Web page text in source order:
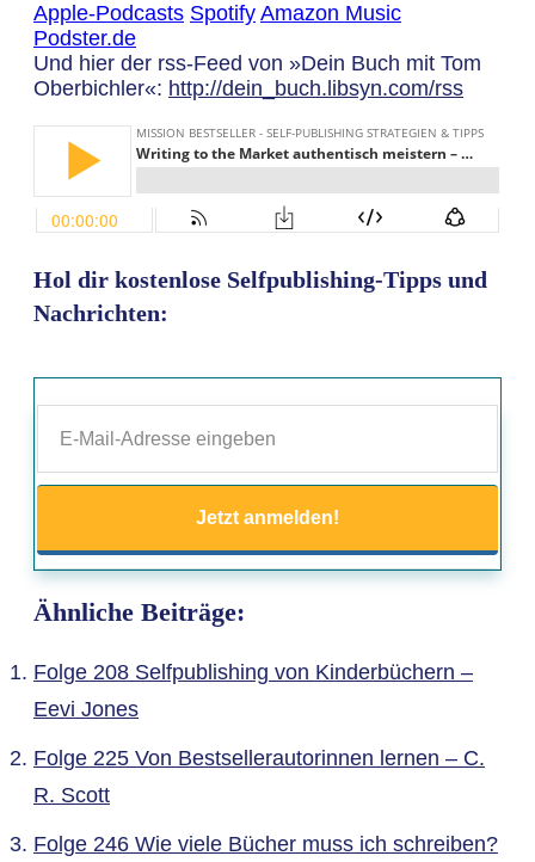
Apple-Podcasts Spotify Amazon Music
Podster.de
Und hier der rss-Feed von »Dein Buch mit Tom
Oberbichler«: http://dein_buch.libsyn.com/rss
Hol dir kostenlose Selfpublishing-Tipps und
Nachrichten:
Jetzt anmelden!
Ähnliche Beiträge:
Folge 208 Selfpublishing von Kinderbüchern –
Eevi Jones
Folge 225 Von Bestsellerautorinnen lernen – C.
R. Scott
Folge 246 Wie viele Bücher muss ich schreiben?